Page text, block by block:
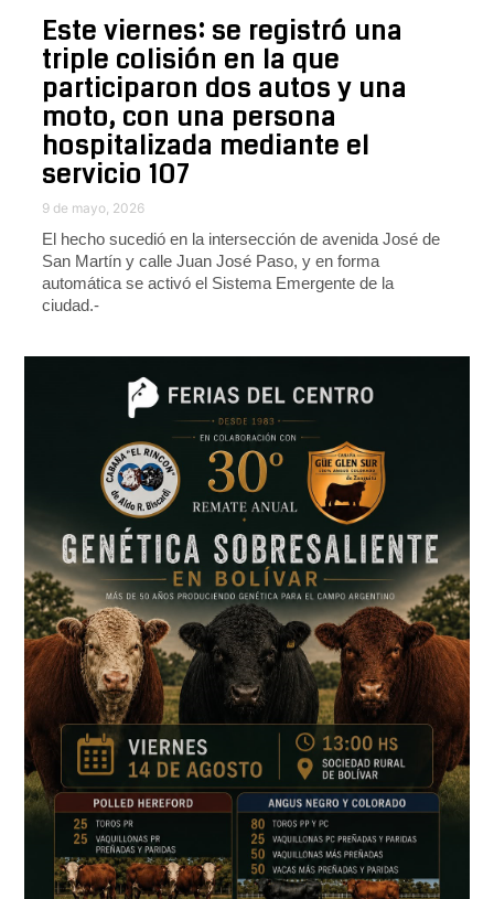
Este viernes: se registró una
triple colisión en la que
participaron dos autos y una
moto, con una persona
hospitalizada mediante el
servicio 107
9 de mayo, 2026
El hecho sucedió en la intersección de avenida José de
San Martín y calle Juan José Paso, y en forma
automática se activó el Sistema Emergente de la
ciudad.-